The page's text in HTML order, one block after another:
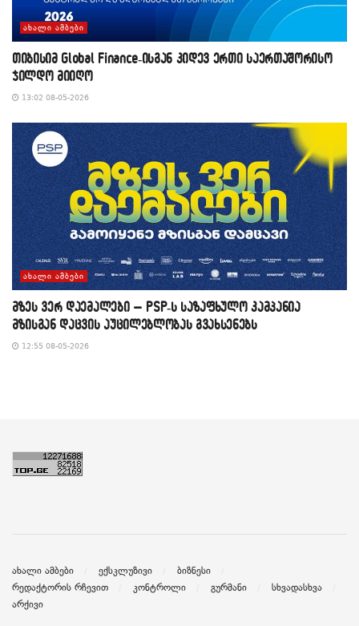
ᲐᲮᲐᲚᲘ ᲐᲛᲑᲔᲑᲘ
თიბისიმ Global Finance-ისგან კიდევ ერთი საერთაშორისო
ჯილდო მიიღო
13:02 08-05-2026
ᲐᲮᲐᲚᲘ ᲐᲛᲑᲔᲑᲘ
მზეს ვერ დაემალები – PSP-ს საზაფხულო კამპანია
მზისგან დაცვის აუცილებლობას გვახსენებს
12:55 08-05-2026
ახალი ამბები ექსკლუზივი
ბიზნესი
რედაქტორის რჩევით
კონტროლი გურმანი
სხვადასხვა
არქივი